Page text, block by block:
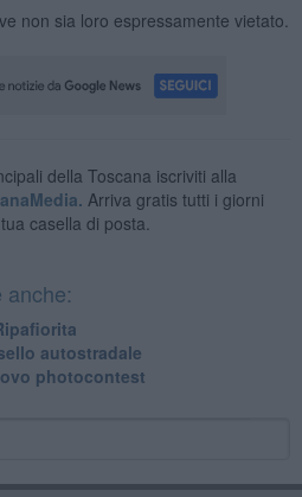
non sia loro espressamente vietato.
della Toscana iscriviti alla
Arriva gratis tutti i giorni
casella di posta.
autostradale
photocontest